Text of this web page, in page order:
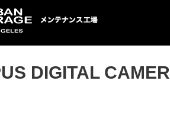
テナンス工場
DIGITAL